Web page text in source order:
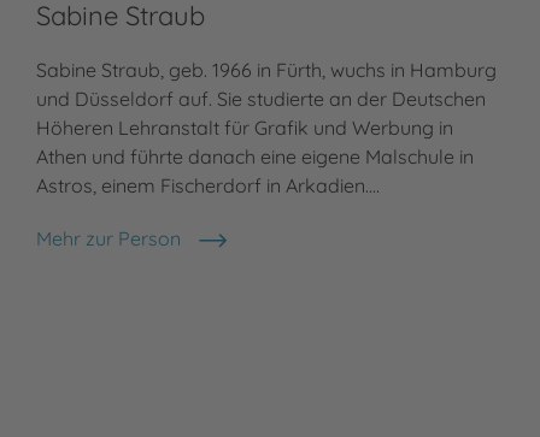
Sabine Straub
Sabine Straub, geb. 1966 in Fürth, wuchs in Hamburg
und Düsseldorf auf. Sie studierte an der Deutschen
Höheren Lehranstalt für Grafik und Werbung in
Athen und führte danach eine eigene Malschule in
Astros, einem Fischerdorf in Arkadien.…
Mehr zur Person
Sabine Straub